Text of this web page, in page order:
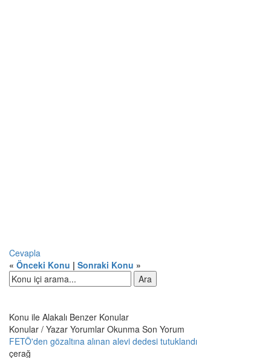
Cevapla
« Önceki Konu | Sonraki Konu »
Konu ile Alakalı Benzer Konular
Konular / Yazar Yorumlar Okunma Son Yorum
FETÖ'den gözaltına alınan alevi dedesi tutuklandı
çerağ